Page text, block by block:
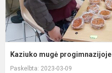
Kaziuko mugė progimnazijoje
Paskelbta: 2023-03-09